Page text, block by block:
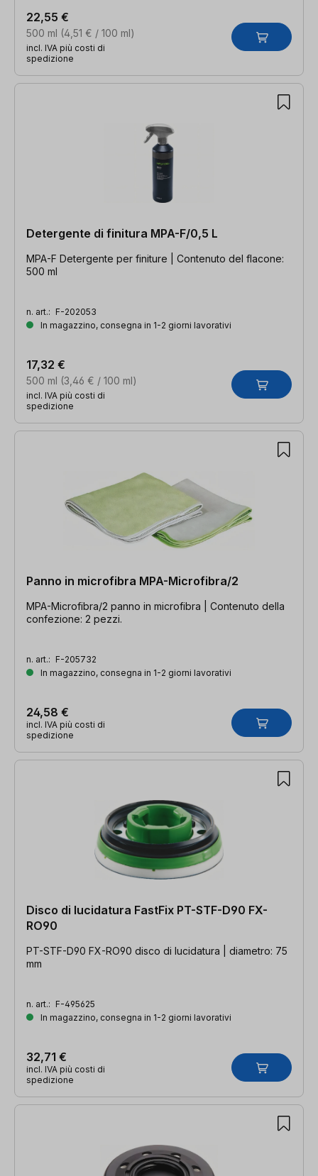
500 ml (4,51 € / 100 ml)
22,55 €
incl. IVA più costi di
spedizione
Detergente di finitura MPA-F/0,5 L
MPA-F Detergente per finiture | Contenuto del flacone:
500 ml
n. art.: F-202053
In magazzino, consegna in 1-2 giorni lavorativi
500 ml (3,46 € / 100 ml)
17,32 €
incl. IVA più costi di
spedizione
Panno in microfibra MPA-Microfibra/2
MPA-Microfibra/2 panno in microfibra | Contenuto della
confezione: 2 pezzi.
n. art.: F-205732
In magazzino, consegna in 1-2 giorni lavorativi
24,58 €
incl. IVA più costi di
spedizione
Disco di lucidatura FastFix PT-STF-D90 FX-
RO90
PT-STF-D90 FX-RO90 disco di lucidatura | diametro: 75
mm
n. art.: F-495625
In magazzino, consegna in 1-2 giorni lavorativi
32,71 €
incl. IVA più costi di
spedizione